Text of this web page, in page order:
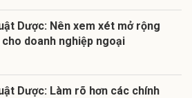
Dược: Nên xem xét mở rộng
cho doanh nghiệp ngoại
Dược: Làm rõ hơn các chính